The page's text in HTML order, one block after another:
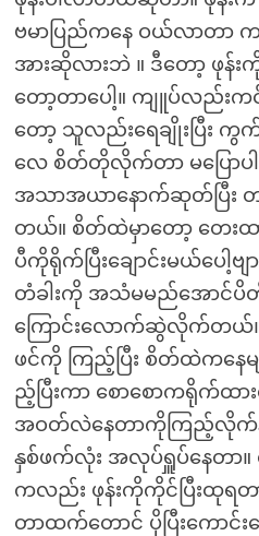
ဗမာပြည်ကနေ ဝယ်လာတာ
အားဆိုလားဘဲ ။ ဒီတော့ ဖုန်
တော့တာပေါ့။ ကျူပ်လည်းက
တော့ သူလည်းရေချိုးပြီး
လေ စိတ်တိုလိုက်တာ မပြောပ
အသာအယာနောက်ဆုတ်ပြီး တ
တယ်။ စိတ်ထဲမှာတော့ တေးထ
ပီကိုရိုက်ပြီးချောင်းမယ်ပေ
တံခါးကို အသံမမည်အောင်ပိ
ကြောင်းလောက်ဆွဲလိုက်တယ်။
ဖင်ကို ကြည့်ပြီး စိတ်ထဲကနေမ
ည့်ပြီးကာ စောစောကရိုက်ထာ
အဝတ်လဲနေတာကိုကြည့်လို
နှစ်ဖက်လုံး အလုပ်ရှူပ်နေတ
ကလည်း ဖုန်းကိုကိုင်ပြီးထုရတ
တာထက်တောင် ပိုပြီးကောင်